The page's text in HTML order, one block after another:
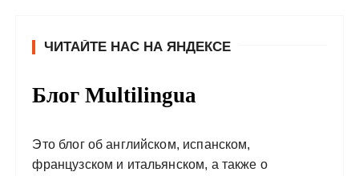
ЧИТАЙТЕ НАС НА ЯНДЕКСЕ
Блог Multilingua
Это блог об английском, испанском,
французском и итальянском, а также о